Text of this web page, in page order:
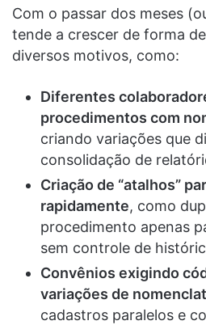
Com o passar dos meses
tende a crescer de forma
diversos motivos, como:
Diferentes
procedimentos com
criando variações que
consolidação de
Criação de “atalhos”
rapidamente, como
procedimento apenas
sem controle de
Convênios exigindo
variações de
cadastros paralelos e